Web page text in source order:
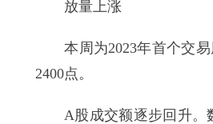
放量上涨
本周为2023年首个交易
2400点。
A股成交额逐步回升。数